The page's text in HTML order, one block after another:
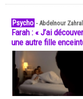
Psycho -Abdelnour
Farah : « J’ai
une autre fille